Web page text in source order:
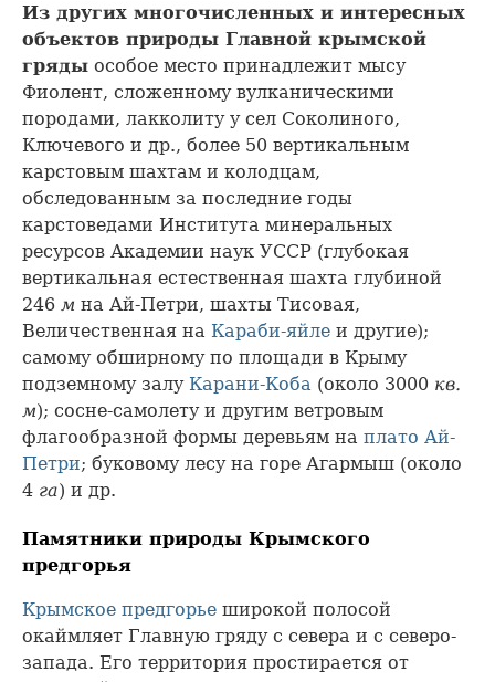
Из других многочисленных и интересных
объектов природы Главной крымской
гряды особое место принадлежит мысу
Фиолент, сложенному вулканическими
породами, лакколиту у сел Соколиного,
Ключевого и др., более 50 вертикальным
карстовым шахтам и колодцам,
обследованным за последние годы
карстоведами Института минеральных
ресурсов Академии наук УССР (глубокая
вертикальная естественная шахта глубиной
246 м на Ай-Петри, шахты Тисовая,
Величественная на Караби-яйле и другие);
самому обширному по площади в Крыму
подземному залу Карани-Коба (около 3000 кв.
м); сосне-самолету и другим ветровым
флагообразной формы деревьям на плато Ай-
Петри; буковому лесу на горе Агармыш (около
4 га) и др.
Памятники природы Крымского
предгорья
Крымское предгорье широкой полосой
окаймляет Главную гряду с севера и с северо-
запада. Его территория простирается от